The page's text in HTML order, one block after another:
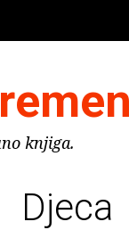
knjiga.
Djeca